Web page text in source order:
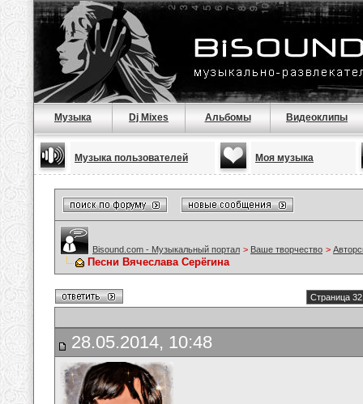
Музыка Dj Mixes Альбомы Видеоклипы
Музыка пользователей Моя музыка
Bisound.com - Музыкальный портал > Ваше творчество >
Песни Вячеслава Серёгина
Страница
28.05.2014, 10:48